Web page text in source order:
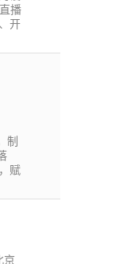
播
开
制
赋
京